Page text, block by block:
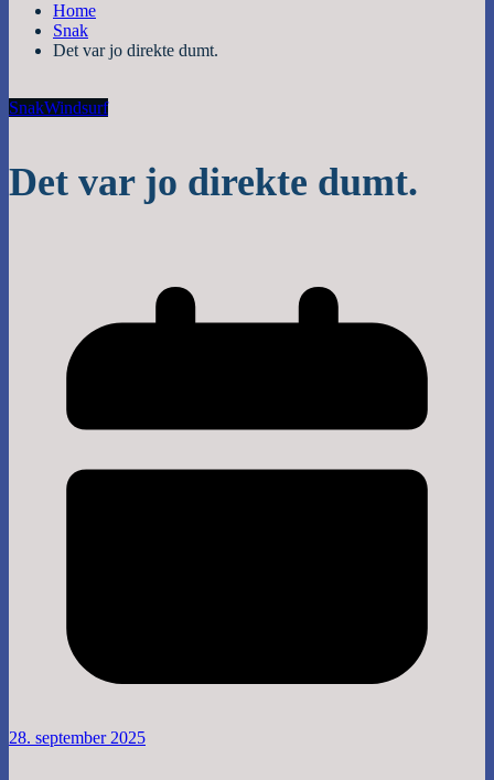
Home
Snak
Det var jo direkte dumt.
SnakWindsurf
Det var jo direkte dumt.
28. september 2025